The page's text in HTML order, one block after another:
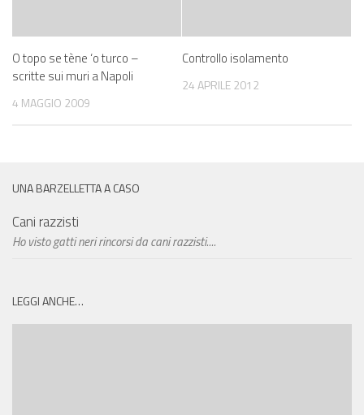
O topo se tène ‘o turco –
scritte sui muri a Napoli
4 MAGGIO 2009
Controllo isolamento
24 APRILE 2012
UNA BARZELLETTA A CASO
Cani razzisti
Ho visto gatti neri rincorsi da cani razzisti....
LEGGI ANCHE…